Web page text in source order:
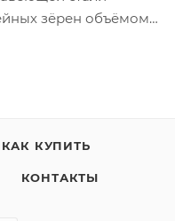
зёрен объёмом
дисплеем
КАК КУПИТЬ
КОНТАКТЫ